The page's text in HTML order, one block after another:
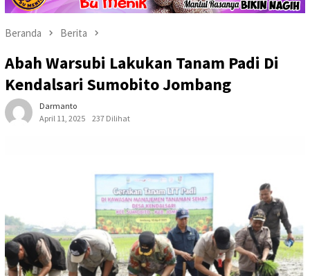
Beranda Berita
Abah Warsubi Lakukan Tanam Padi Di
Kendalsari Sumobito Jombang
Darmanto
April 11, 2025
237 Dilihat